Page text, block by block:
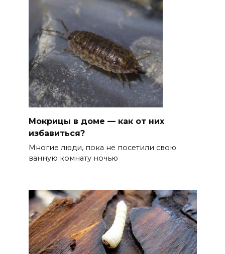
Мокрицы в доме — как от них
избавиться?
Многие люди, пока не посетили свою
ванную комнату ночью